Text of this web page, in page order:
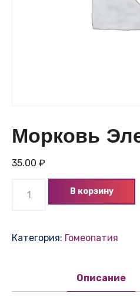
Морковь
35.00 ₽
Элеганс
В корзину
Категория: Гомеопатия
Описание